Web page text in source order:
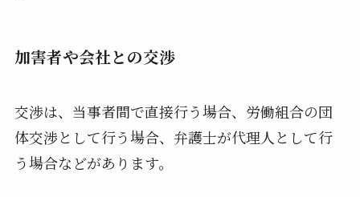
加害者や会社との交渉
交渉は、当事者間で直接行う場合、労働組合の団
体交渉として行う場合、弁護士が代理人として行
う場合などがあります。